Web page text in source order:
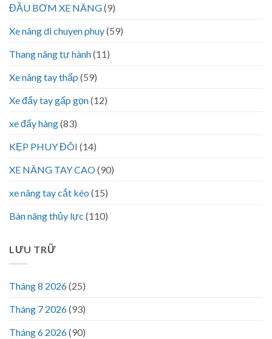
ĐẦU BƠM XE NÂNG(9)
Xe nâng di chuyen phuy(59)
Thang nâng tự hành(11)
Xe nâng tay thấp (59)
Xe đẩy tay gấp gọn(12)
xe đẩy hàng(83)
KẸP PHUY ĐÔI (14)
XE NÂNG TAY CAO(90)
xe nâng tay cắt kéo (15)
Bàn nâng thủy lực (110)
LƯU TRỮ
Tháng 8 2026(25)
Tháng 7 2026(93)
Tháng 6 2026(90)